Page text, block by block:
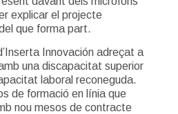
explicar el projecte
que forma part.
Innovación adreçat a
una discapacitat superior
laboral reconeguda.
de formació en línia que
nou mesos de contracte